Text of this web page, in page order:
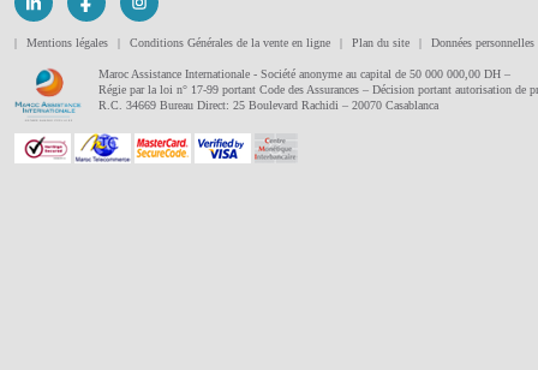
| Mentions légales | Conditions Générales de la vente en ligne | Plan du site | Données personnelles
Maroc Assistance Internationale - Société anonyme au capital de 50 000 000,00 DH –
Régie par la loi n° 17-99 portant Code des Assurances – Décision portant autorisation de
R.C. 34669 Bureau Direct: 25 Boulevard Rachidi – 20070 Casablanca